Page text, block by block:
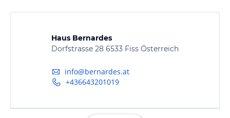
Haus Bernardes
Dorfstrasse 28 6533 Fiss Österreich
info@bernardes.at
+436643201019